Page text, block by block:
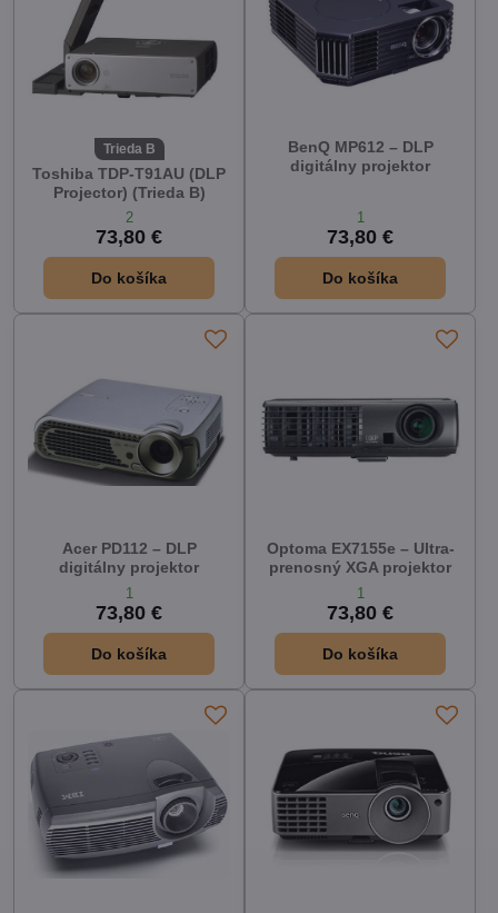
Trieda B
Toshiba TDP-T91AU (DLP
Projector) (Trieda B)
2
73,80 €
Do košíka
BenQ MP612 – DLP
digitálny projektor
1
73,80 €
Do košíka
Acer PD112 – DLP
digitálny projektor
1
73,80 €
Do košíka
Optoma EX7155e – Ultra-
prenosný XGA projektor
1
73,80 €
Do košíka